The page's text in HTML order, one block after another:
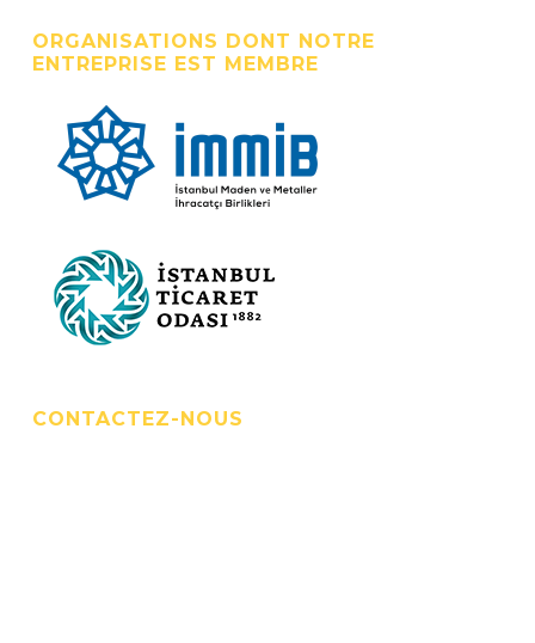
CONTACTEZ-NOUS
ORGANISATIONS DONT NOTRE
ENTREPRISE EST MEMBRE